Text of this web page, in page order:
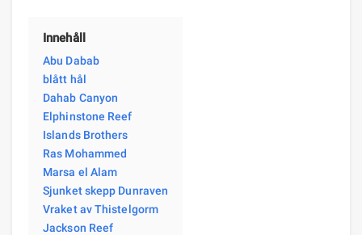
Innehåll
Abu Dabab
blått hål
Dahab Canyon
Elphinstone Reef
Islands Brothers
Ras Mohammed
Marsa el Alam
Sjunket skepp Dunraven
Vraket av Thistelgorm
Jackson Reef